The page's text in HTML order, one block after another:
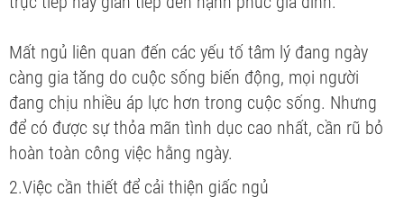
Mất ngủ liên quan đến các yếu tố tâm lý đang ngày
càng gia tăng do cuộc sống biến động, mọi người
đang chịu nhiều áp lực hơn trong cuộc sống. Nhưng
để có được sự thỏa mãn tình dục cao nhất, cần rũ bỏ
hoàn toàn công việc hằng ngày.
2.Việc cần thiết để cải thiện giấc ngủ